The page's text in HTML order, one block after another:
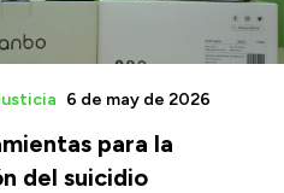
para la
del suicidio
6 de may de 2026